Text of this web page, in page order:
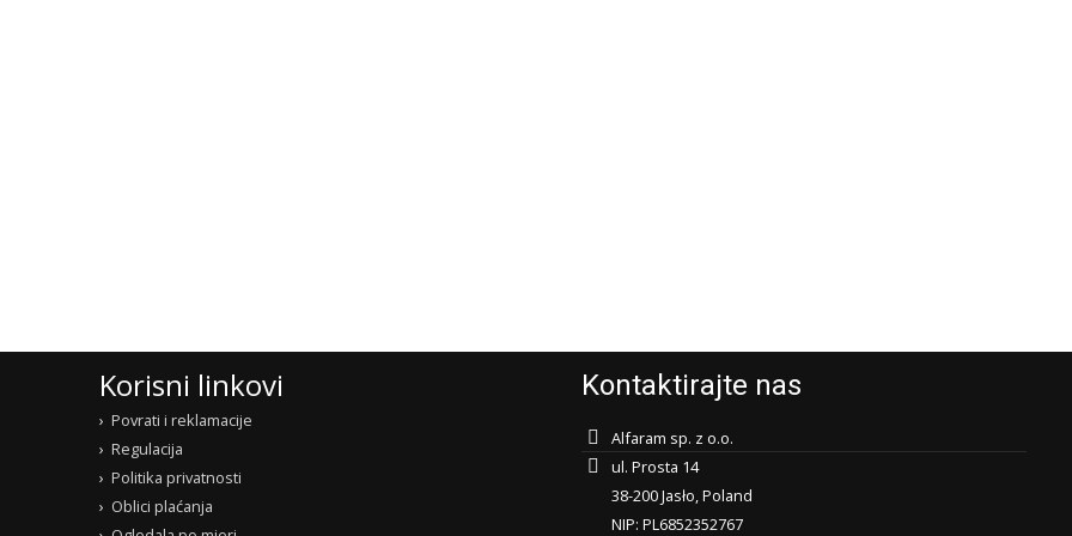
Korisni linkovi
Povrati i reklamacije
Regulacija
Politika privatnosti
Oblici plaćanja
Kontaktirajte nas
Alfaram sp. z o.o.
ul. Prosta 14
38-200 Jasło, Poland
NIP: PL6852352767